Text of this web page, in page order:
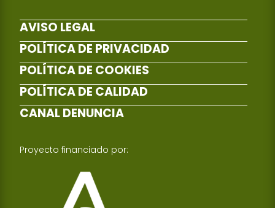
AVISO LEGAL
POLÍTICA DE PRIVACIDAD
POLÍTICA DE COOKIES
POLÍTICA DE CALIDAD
CANAL DENUNCIA
Proyecto financiado por: